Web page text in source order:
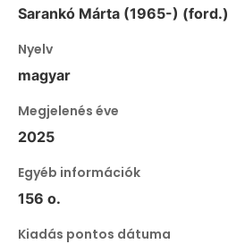
Sarankó Márta (1965-) (ford.)
Nyelv
magyar
Megjelenés éve
2025
Egyéb információk
156 o.
Kiadás pontos dátuma